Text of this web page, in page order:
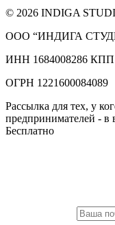
© 2026 INDIGA
ООО “ИНДИГА
ИНН 1684008286 КПП
ОГРН 1221600084089
Рассылка для тех, у
предпринимателей - в
Бесплатно